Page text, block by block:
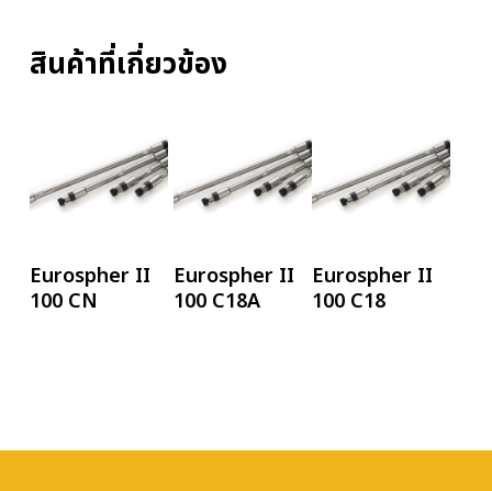
สินค้าที่เกี่ยวข้อง
อ่านเพิ่ม
Eurospher II
100 CN
อ่านเพิ่ม
Eurospher II
100 C18A
อ่านเพิ่ม
Eurospher II
100 C18